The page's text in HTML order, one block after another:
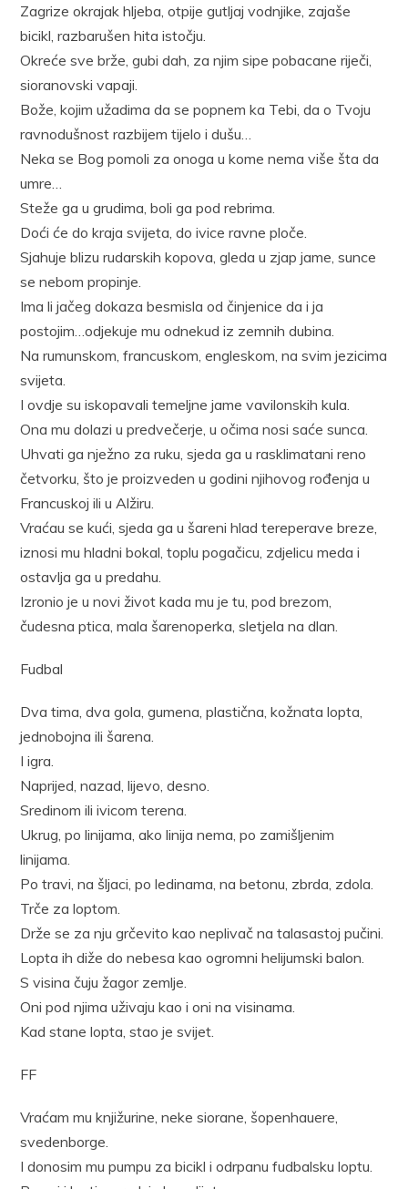
Zagrize okrajak hljeba, otpije gutljaj vodnjike, zajaše
bicikl, razbarušen hita istočju.
Okreće sve brže, gubi dah, za njim sipe pobacane riječi,
sioranovski vapaji.
Bože, kojim užadima da se popnem ka Tebi, da o Tvoju
ravnodušnost razbijem tijelo i dušu…
Neka se Bog pomoli za onoga u kome nema više šta da
umre…
Steže ga u grudima, boli ga pod rebrima.
Doći će do kraja svijeta, do ivice ravne ploče.
Sjahuje blizu rudarskih kopova, gleda u zjap jame, sunce
se nebom propinje.
Ima li jačeg dokaza besmisla od činjenice da i ja
postojim…odjekuje mu odnekud iz zemnih dubina.
Na rumunskom, francuskom, engleskom, na svim jezicima
svijeta.
I ovdje su iskopavali temeljne jame vavilonskih kula.
Ona mu dolazi u predvečerje, u očima nosi saće sunca.
Uhvati ga nježno za ruku, sjeda ga u rasklimatani reno
četvorku, što je proizveden u godini njihovog rođenja u
Francuskoj ili u Alžiru.
Vraćau se kući, sjeda ga u šareni hlad tereperave breze,
iznosi mu hladni bokal, toplu pogačicu, zdjelicu meda i
ostavlja ga u predahu.
Izronio je u novi život kada mu je tu, pod brezom,
čudesna ptica, mala šarenoperka, sletjela na dlan.
Fudbal
Dva tima, dva gola, gumena, plastična, kožnata lopta,
jednobojna ili šarena.
I igra.
Naprijed, nazad, lijevo, desno.
Sredinom ili ivicom terena.
Ukrug, po linijama, ako linija nema, po zamišljenim
linijama.
Po travi, na šljaci, po ledinama, na betonu, zbrda, zdola.
Trče za loptom.
Drže se za nju grčevito kao neplivač na talasastoj pučini.
Lopta ih diže do nebesa kao ogromni helijumski balon.
S visina čuju žagor zemlje.
Oni pod njima uživaju kao i oni na visinama.
Kad stane lopta, stao je svijet.
FF
Vraćam mu knjižurine, neke siorane, šopenhauere,
svedenborge.
I donosim mu pumpu za bicikl i odrpanu fudbalsku loptu.